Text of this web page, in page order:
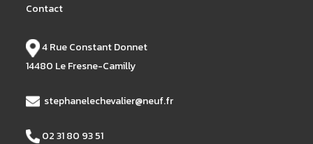
Contact
4 Rue Constant Donnet
14480 Le Fresne-Camilly
stephanelechevalier@neuf.fr
02 31 80 93 51